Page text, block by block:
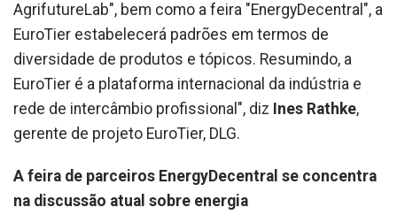
AgrifutureLab", bem como a feira "EnergyDecentral", a
EuroTier estabelecerá padrões em termos de
diversidade de produtos e tópicos. Resumindo, a
EuroTier é a plataforma internacional da indústria e
rede de intercâmbio profissional", diz Ines Rathke,
gerente de projeto EuroTier, DLG.
A feira de parceiros EnergyDecentral se concentra
na discussão atual sobre energia